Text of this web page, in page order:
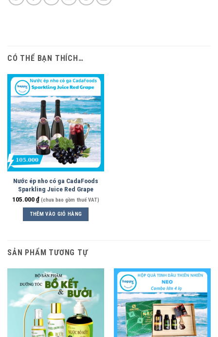
CÓ THỂ BẠN THÍCH…
Nước ép nho có ga CadaFoods
Sparkling Juice Red Grape
105.000₫ (chưa bao gồm thuế VAT)
THÊM VÀO GIỎ HÀNG
SẢN PHẨM TƯƠNG TỰ